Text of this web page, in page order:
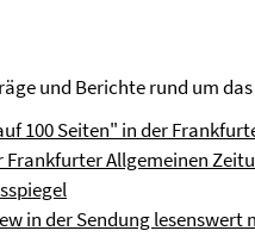
und Berichte rund um
100 Seiten" in der
Allgemeinen
in der Sendung lesenswert